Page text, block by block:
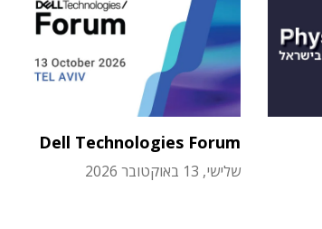
Dell Technologies Forum
שלישי, 13 באוקטובר 2026